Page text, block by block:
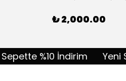
₺ 2,000.00
%10 İndirim Yeni